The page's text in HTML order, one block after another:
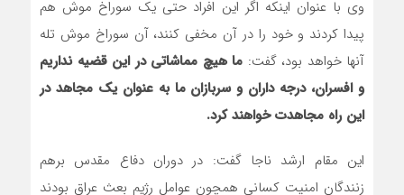
وی با عنوان اینکه اگر این افراد حتی یک سوراخ موش هم
پیدا کردند و خود را در آن مخفی کنند، آن سوراخ موش تله
آنها خواهد بود، گفت: ما هیچ مماشاتی در این قضیه نداریم
و افسران، درجه داران و سربازان ما به عنوان یک مجاهد در
این راه مجاهدت خواهند کرد.
این مقام ارشد ناجا گفت: در دوران دفاع مقدس برهم
زنندگان امنیت کسانی همچون عوامل رژیم بعث عراق بودند